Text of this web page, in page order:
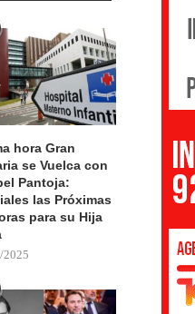
hora Gran
se Vuelca con
Pantoja:
las Próximas
para su Hija
2025